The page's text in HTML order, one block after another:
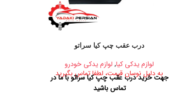
درب عقب چپ کیا سراتو
لوازم یدکی کیا, لوازم یدکی خودرو
به دلیل نوسان قیمت، لطفا تماس بگیرید
جهت خرید درب عقب چپ کیا سراتو با ما در
تماس باشید